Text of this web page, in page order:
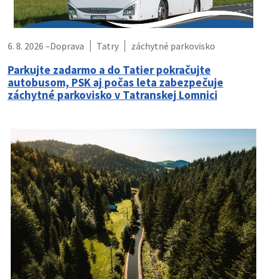
6. 8. 2026 –Doprava Tatry záchytné parkovisko
Parkujte zadarmo a do Tatier pokračujte
autobusom, PSK aj počas leta zabezpečuje
záchytné parkovisko v Tatranskej Lomnici